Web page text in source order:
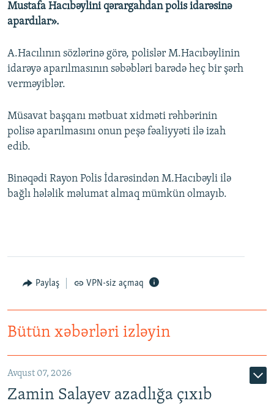
Mustafa Hacıbəylini qərargahdan polis idarəsinə
apardılar».
A.Hacılının sözlərinə görə, polislər M.Hacıbəylinin
idarəyə aparılmasının səbəbləri barədə heç bir şərh
verməyiblər.
Müsavat başqanı mətbuat xidməti rəhbərinin
polisə aparılmasını onun peşə fəaliyyəti ilə izah
edib.
Binəqədi Rayon Polis İdarəsindən M.Hacıbəyli ilə
bağlı hələlik məlumat almaq mümkün olmayıb.
Paylaş VPN-siz açmaq
Bütün xəbərləri izləyin
Avqust 07, 2026
Zamin Salayev azadlığa çıxıb